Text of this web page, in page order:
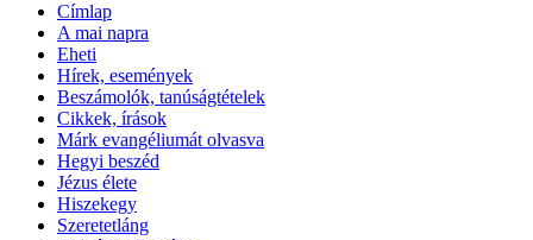
Címlap
A mai napra
Eheti
Hírek, események
Beszámolók, tanúságtételek
Cikkek, írások
Márk evangéliumát olvasva
Hegyi beszéd
Jézus élete
Hiszekegy
Szeretetláng